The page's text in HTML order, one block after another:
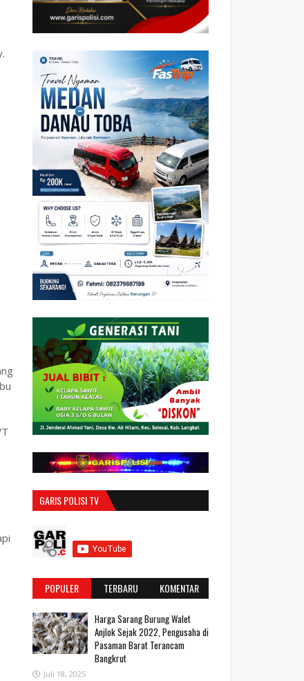
GARIS POLISI TV
POPULER TERBARU KOMENTAR
Harga Sarang Burung Walet
Anjlok Sejak 2022, Pengusaha di
Pasaman Barat Terancam
Bangkrut
Juli 18, 2025